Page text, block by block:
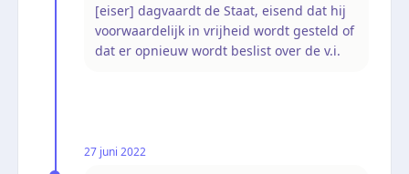
[eiser] dagvaardt de Staat, eisend dat hij
voorwaardelijk in vrijheid wordt gesteld of
dat er opnieuw wordt beslist over de v.i.
27 juni 2022